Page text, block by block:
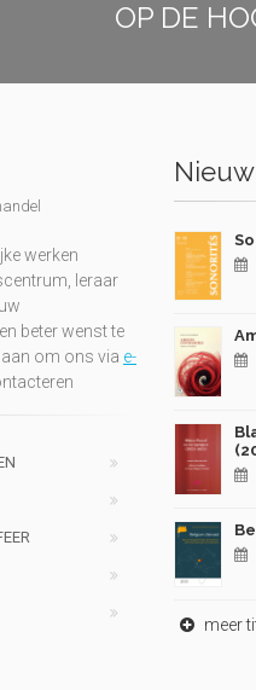
OP DE
werken
leraar
beter wenst te
om ons via e-
meer